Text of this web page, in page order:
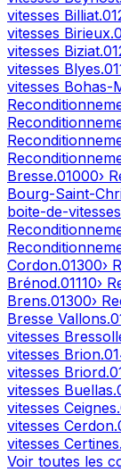
vitesses Billiat.
vitesses Birieux.
vitesses Biziat.
vitesses Blyes.
vitesses Bohas-
Bresse.01000›
Bourg-Saint-
boite-de-vitesses
Cordon.01300›
Brénod.01110›
Brens.01300›
Bresse Vallons.
vitesses
vitesses Brion.
vitesses Briord.
vitesses Buellas.
vitesses Ceignes.
vitesses Cerdon.
vitesses Certines.
Voir toutes les